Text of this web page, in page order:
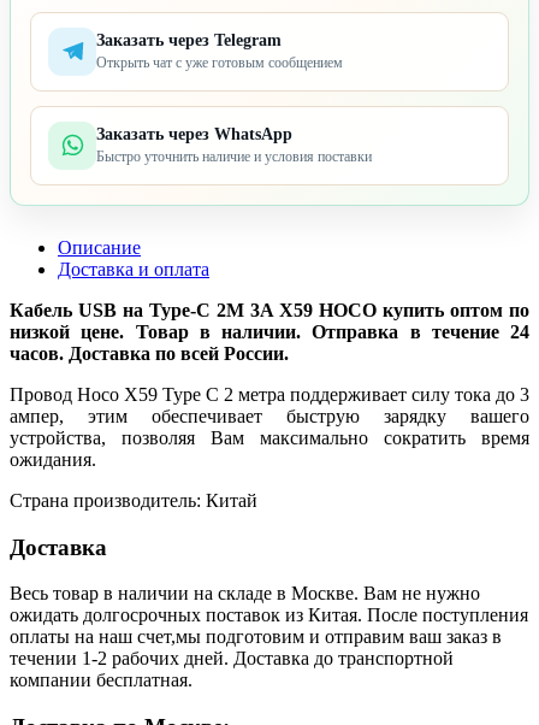
Заказать через Telegram
Открыть чат с уже готовым сообщением
Заказать через WhatsApp
Быстро уточнить наличие и условия поставки
Описание
Доставка и оплата
Кабель USB на Type-C 2M 3A X59 HOCO купить оптом по
низкой цене. Товар в наличии. Отправка в течение 24
часов. Доставка по всей России.
Провод Hoco X59 Type C 2 метра поддерживает силу тока до 3
ампер, этим обеспечивает быструю зарядку вашего
устройства, позволяя Вам максимально сократить время
ожидания.
Страна производитель: Китай
Доставка
Весь товар в наличии на складе в Москве. Вам не нужно
ожидать долгосрочных поставок из Китая. После поступления
оплаты на наш счет,мы подготовим и отправим ваш заказ в
течении 1-2 рабочих дней. Доставка до транспортной
компании бесплатная.